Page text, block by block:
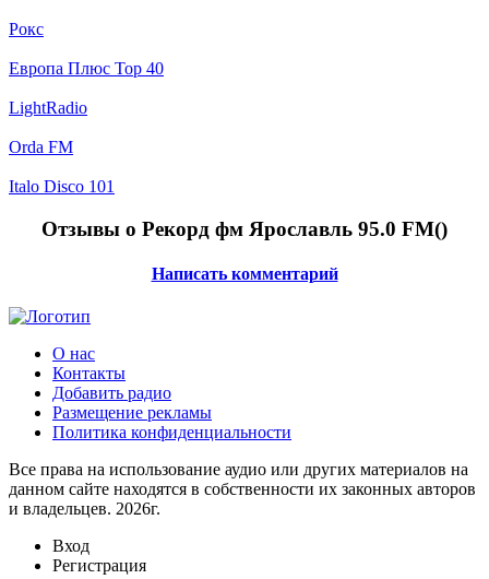
Рокс
Европа Плюс Top 40
LightRadio
Orda FM
Italo Disco 101
Отзывы о Рекорд фм Ярославль 95.0 FM()
Написать комментарий
О нас
Контакты
Добавить радио
Размещение рекламы
Политика конфиденциальности
Все права на использование аудио или других материалов на
данном сайте находятся в собственности их законных авторов
и владельцев. 2026г.
Вход
Регистрация